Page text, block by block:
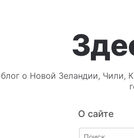
о Новой Зеландии, Чили,
О сайте
Search